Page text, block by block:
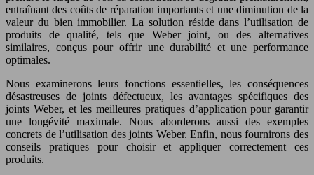
entraînant des coûts de réparation importants et une diminution de la
valeur du bien immobilier. La solution réside dans l’utilisation de
produits de qualité, tels que Weber joint, ou des alternatives
similaires, conçus pour offrir une durabilité et une performance
optimales.
Nous examinerons leurs fonctions essentielles, les conséquences
désastreuses de joints défectueux, les avantages spécifiques des
joints Weber, et les meilleures pratiques d’application pour garantir
une longévité maximale. Nous aborderons aussi des exemples
concrets de l’utilisation des joints Weber. Enfin, nous fournirons des
conseils pratiques pour choisir et appliquer correctement ces
produits.